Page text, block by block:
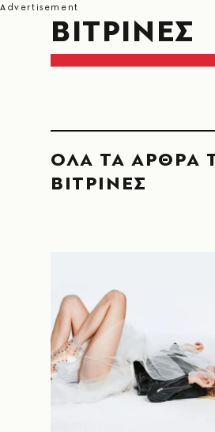
ΒΙΤΡΙΝΕΣ
ΟΛΑ ΤΑ ΑΡΘΡΑ
ΒΙΤΡΙΝΕΣ